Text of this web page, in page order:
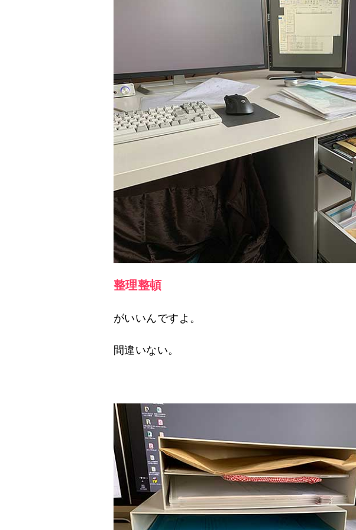
整理整頓
がいいんですよ。
間違いない。